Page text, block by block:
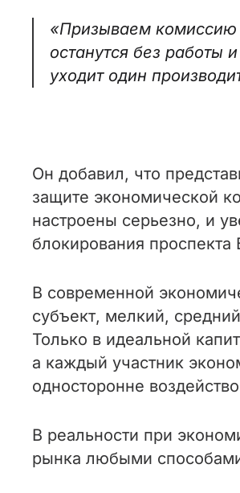
«Призываем комиссию
останутся без
уходит один
Он добавил, что
защите экономической
настроены серьезно, и
блокирования
В современной
субъект, мелкий,
Только в идеальной
а каждый участник
односторонне
В реальности при
рынка любыми